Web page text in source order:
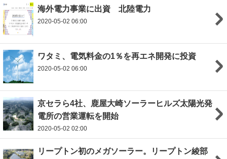
海外電力事業に出資 北陸電力
2020-05-02 06:00
ワタミ、電気料金の1％を再エネ開発に投資
2020-05-02 06:00
京セラら4社、鹿屋大崎ソーラーヒルズ太陽光発
電所の営業運転を開始
2020-05-02 02:00
リープトン初のメガソーラー。リープトン綾部